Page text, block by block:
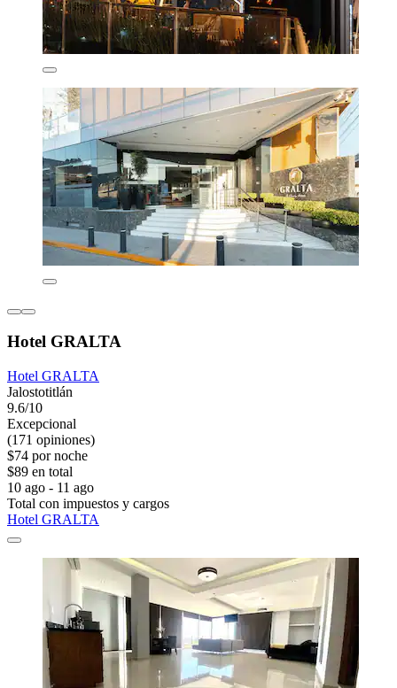
Hotel GRALTA
Hotel GRALTA
Jalostotitlán
9.6/10
Excepcional
(171 opiniones)
$74 por noche
$89 en total
10 ago - 11 ago
Total con impuestos y cargos
Hotel GRALTA